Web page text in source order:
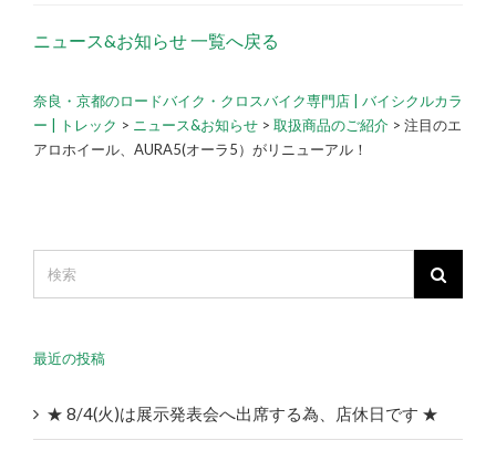
ニュース&お知らせ 一覧へ戻る
奈良・京都のロードバイク・クロスバイク専門店 | バイシクルカラ
ー | トレック > ニュース&お知らせ > 取扱商品のご紹介 > 注目のエ
アロホイール、AURA5(オーラ5）がリニューアル！
最近の投稿
★ 8/4(火)は展示発表会へ出席する為、店休日です ★